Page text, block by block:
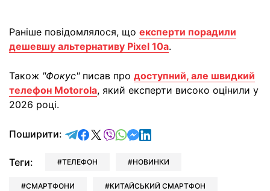
Раніше повідомлялося, що експерти порадили
дешевшу альтернативу Pixel 10a.
Також "Фокус"писав про доступний, але швидкий
телефон Motorola, який експерти високо оцінили у
2026 році.
Поширити: відправити у Telegram
поділитись у Facebook
поділитись у X
відправити у Viber
відправити у Whatsapp
відправити у Messenger
відправити у LinkedIn
Теги: ТЕЛЕФОН НОВИНКИ
СМАРТФОНИ КИТАЙСЬКИЙ СМАРТФОН